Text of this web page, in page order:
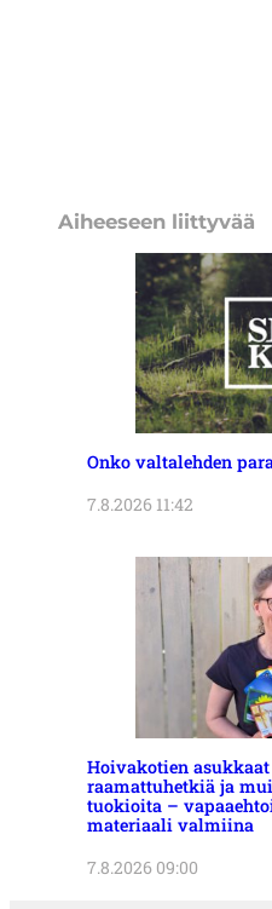
Aiheeseen liittyvää
Onko valtalehden
7.8.2026 11:42
Hoivakotien
raamattuhetkiä ja
tuokioita –
materiaali valmiina
7.8.2026 09:00